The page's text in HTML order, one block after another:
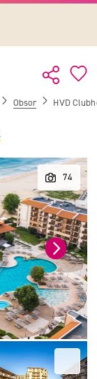
Obsor HVD